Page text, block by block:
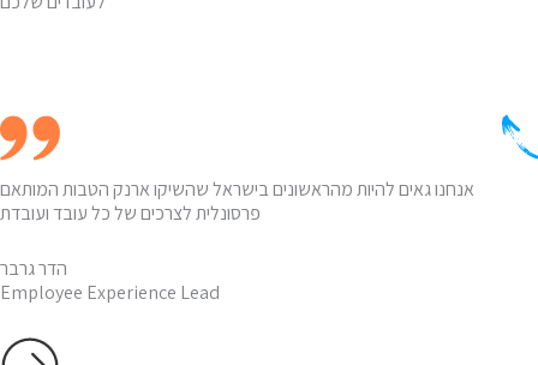
אנחנו גאים להיות מהראשונים בישראל שהשיקו ארנק הטבות המותאם
פרסונלית לצרכים של כל עובד ועובדת
הדר גרבר
Employee Experience Lead